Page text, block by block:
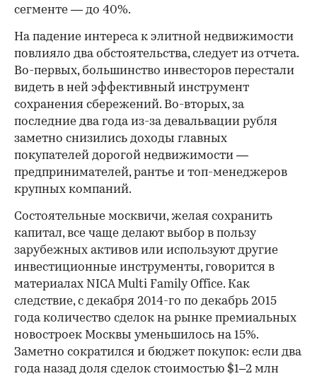
сегменте — до 40%.
На падение интереса к элитной недвижимости
повлияло два обстоятельства, следует из отчета.
Во-первых, большинство инвесторов перестали
видеть в ней эффективный инструмент
сохранения сбережений. Во-вторых, за
последние два года из-за девальвации рубля
заметно снизились доходы главных
покупателей дорогой недвижимости —
предпринимателей, рантье и топ-менеджеров
крупных компаний.
Состоятельные москвичи, желая сохранить
капитал, все чаще делают выбор в пользу
зарубежных активов или используют другие
инвестиционные инструменты, говорится в
материалах NICA Multi Family Office. Как
следствие, с декабря 2014-го по декабрь 2015
года количество сделок на рынке премиальных
новостроек Москвы уменьшилось на 15%.
Заметно сократился и бюджет покупок: если два
года назад доля сделок стоимостью $1–2 млн